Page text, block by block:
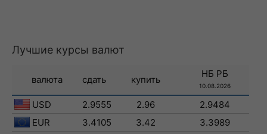
Лучшие курсы валют
валюта сдать купить
НБ РБ
10.08.2026
USD 2.9555 2.96
2.9484
EUR
3.4105 3.42
3.3989